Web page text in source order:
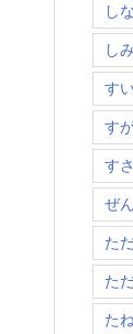
し
しみ
す
す
す
ぜ
た
た
た